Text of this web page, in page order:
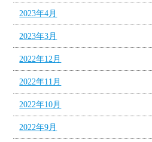
2023年4月
2023年3月
2022年12月
2022年11月
2022年10月
2022年9月